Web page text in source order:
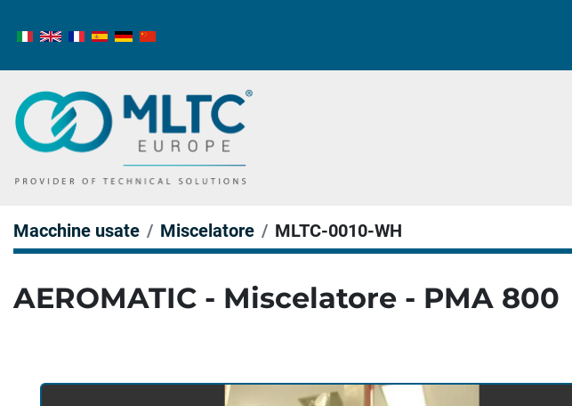
Macchine usate Miscelatore MLTC-0010-WH
AEROMATIC - Miscelatore - PMA 800